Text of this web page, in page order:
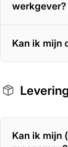
werkgever?
Kan ik mijn
Kan ik mijn